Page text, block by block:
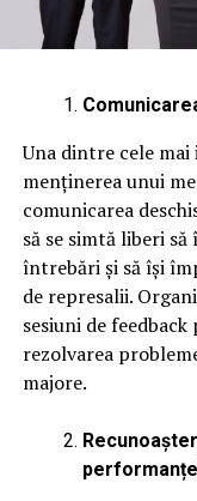
Una dintre cele
menținerea unui
comunicarea
să se simtă liberi
întrebări și să își
de represalii.
sesiuni de
rezolvarea
majore.